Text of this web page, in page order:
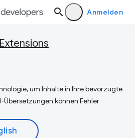
Anmelden
um Inhalte in Ihre bevorzugte
Übersetzungen können Fehler